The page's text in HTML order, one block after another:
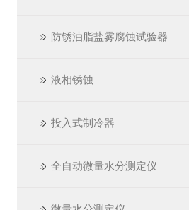
防锈油脂盐雾腐蚀试验器
液相锈蚀
投入式制冷器
全自动微量水分测定仪